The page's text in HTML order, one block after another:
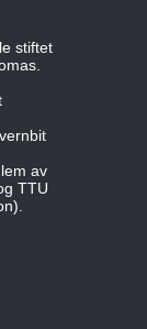
stiftet
av
TTU